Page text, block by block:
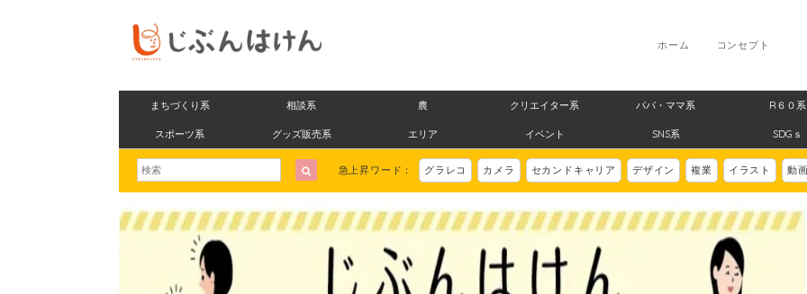
コンセプト
ホーム
まちづくり系 相談系 農 クリエイター系 パパ・ママ系 R６０系
スポーツ系 グッズ販売系 エリア イベント SNS系 SDGｓ
急上昇ワード： グラレコ カメラ セカンドキャリア デザイン 複業 イラスト 動画